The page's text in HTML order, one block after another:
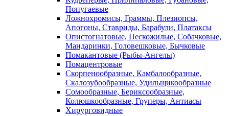
Попугаевые
Ложнохромисы, Граммы, Плезиопсы,
Апогоны, Ставриды, Барабули, Платаксы
Опистогнатовые, Пескожилые, Собачковые,
Мандаринки, Головешковые, Бычковые
Помакантовые (Рыбы-Ангелы)
Помацентровые
Скорпенообразные, Камбалообразные,
Скалозубообразные, Удильщикообразные
Сомообразные, Бериксообразные,
Колюшкообразные, Груперы, Антиасы
Хирурговидные